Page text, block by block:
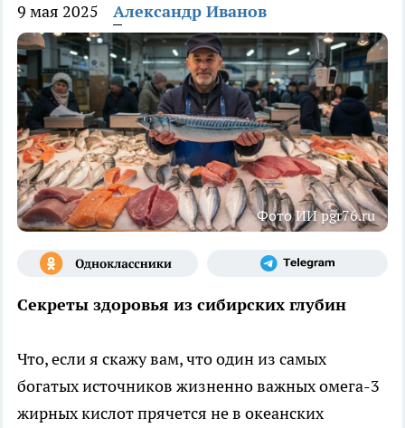
9 мая 2025 Александр Иванов
Фото ИИ pgr76.ru
Секреты здоровья из сибирских глубин
Что, если я скажу вам, что один из самых
богатых источников жизненно важных омега-3
жирных кислот прячется не в океанских